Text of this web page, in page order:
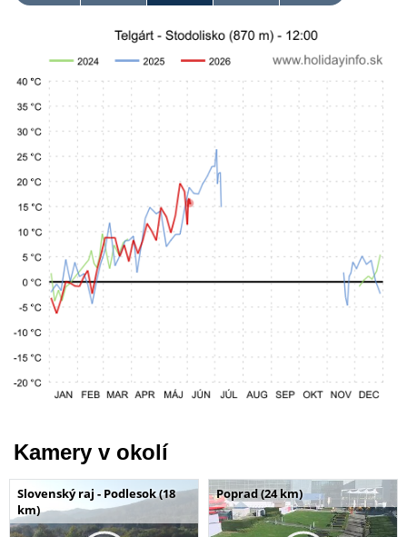
Kamery v okolí
Slovenský raj - Podlesok (18
km)
Poprad (24 km)